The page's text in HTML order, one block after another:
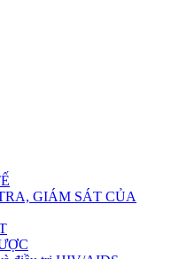
GIÁM SÁT CỦA